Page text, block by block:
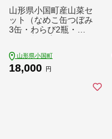
山形県小国町産山菜セ
ット（なめこ缶つぼみ
3缶・わらび2瓶・な
山形県小国町
18,000 円